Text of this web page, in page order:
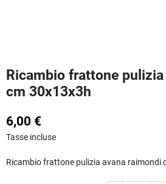
Ricambio frattone
cm 30x13x3h
6,00 €
Tasse incluse
Ricambio frattone pulizia avana raimondi